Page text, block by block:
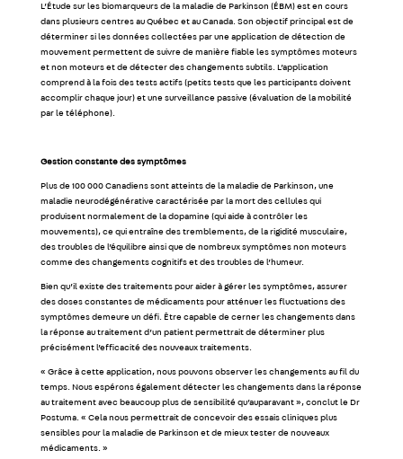
L’Étude sur les biomarqueurs de la maladie de Parkinson (ÉBM) est en cours
dans plusieurs centres au Québec et au Canada. Son objectif principal est de
déterminer si les données collectées par une application de détection de
mouvement permettent de suivre de manière fiable les symptômes moteurs
et non moteurs et de détecter des changements subtils. L’application
comprend à la fois des tests actifs (petits tests que les participants doivent
accomplir chaque jour) et une surveillance passive (évaluation de la mobilité
par le téléphone).
Gestion constante des symptômes
Plus de 100 000 Canadiens sont atteints de la maladie de Parkinson, une
maladie neurodégénérative caractérisée par la mort des cellules qui
produisent normalement de la dopamine (qui aide à contrôler les
mouvements), ce qui entraîne des tremblements, de la rigidité musculaire,
des troubles de l’équilibre ainsi que de nombreux symptômes non moteurs
comme des changements cognitifs et des troubles de l’humeur.
Bien qu’il existe des traitements pour aider à gérer les symptômes, assurer
des doses constantes de médicaments pour atténuer les fluctuations des
symptômes demeure un défi. Être capable de cerner les changements dans
la réponse au traitement d’un patient permettrait de déterminer plus
précisément l’efficacité des nouveaux traitements.
« Grâce à cette application, nous pouvons observer les changements au fil du
temps. Nous espérons également détecter les changements dans la réponse
au traitement avec beaucoup plus de sensibilité qu’auparavant », conclut le Dr
Postuma. « Cela nous permettrait de concevoir des essais cliniques plus
sensibles pour la maladie de Parkinson et de mieux tester de nouveaux
médicaments. »